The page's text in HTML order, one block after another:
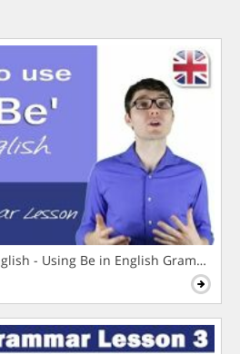
- Using Be in English Grammar